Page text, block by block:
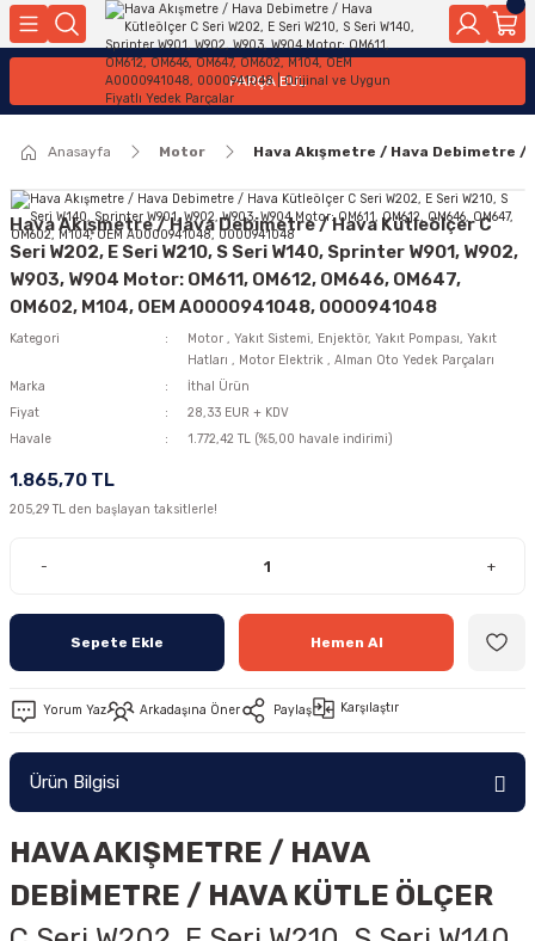
Geri Dön
Parçaları
Geri Dön
Geri Dön
Motor Elektrik
Ateşleme Buji Bobin Buji Kablosu
Alternatör Marş Motoru
Geri Dön
Geri Dön
Geri Dön
Kollar
Geri Dön
Sistemleri
Geri Dön
Ön Arka
Geri Dön
PARÇA BUL
Anasayfa Motor Hava Akışmetre / Hava Debimetre /
Hava Akışmetre / Hava Debimetre / Hava Kütleölçer C
Seri W202, E Seri W210, S Seri W140, Sprinter W901, W902,
W903, W904 Motor: OM611, OM612, OM646, OM647,
OM602, M104, OEM A0000941048, 0000941048
Kategori Motor , Yakıt Sistemi, Enjektör, Yakıt Pompası, Yakıt
Hatları , Motor Elektrik , Alman Oto Yedek Parçaları
Marka
İthal Ürün
Fiyat
28,33 EUR + KDV
Havale
1.772,42 TL (%5,00 havale indirimi)
1.865,70 TL
205,29 TL den başlayan taksitlerle!
- +
Sepete Ekle Hemen Al
Yorum Yaz Arkadaşına Öner Paylaş Karşılaştır
Ürün Bilgisi
HAVA AKIŞMETRE / HAVA
DEBİMETRE / HAVA KÜTLE ÖLÇER